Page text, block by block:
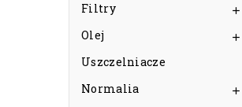
Filtry

Olej 
Uszczelniacze
Normalia
